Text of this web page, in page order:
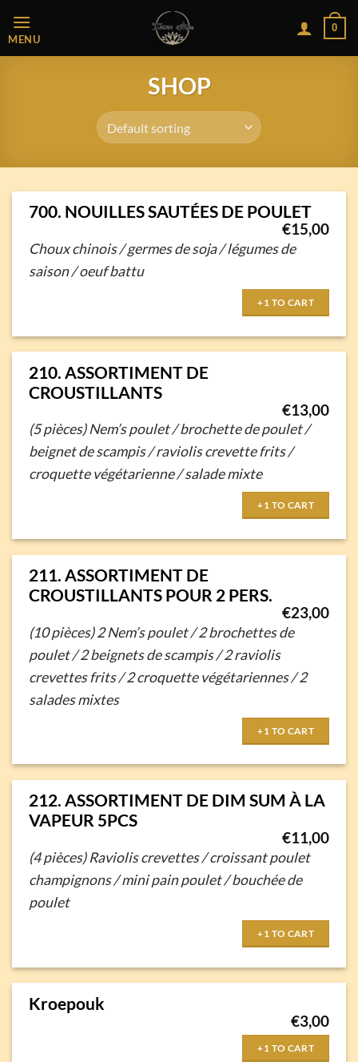
MENU
0
SHOP
700. NOUILLES SAUTÉES DE POULET
€15,00
Choux chinois / germes de soja / légumes de
saison / oeuf battu
+1 TO CART
210. ASSORTIMENT DE
CROUSTILLANTS
€13,00
(5 pièces)Nem’s poulet / brochette de poulet /
beignet de scampis /raviolis crevette frits /
croquette végétarienne / salade mixte
+1 TO CART
211. ASSORTIMENT DE
CROUSTILLANTS POUR 2 PERS.
€23,00
(10 pièces)2 Nem’s poulet / 2 brochettes de
poulet /2 beignets de scampis / 2 raviolis
crevettes frits /2 croquette végétariennes / 2
salades mixtes
+1 TO CART
212. ASSORTIMENT DE DIM SUM À LA
VAPEUR 5PCS
€11,00
(4 pièces)Raviolis crevettes / croissant poulet
champignons /mini pain poulet / bouchée de
poulet
+1 TO CART
Kroepouk
€3,00
+1 TO CART